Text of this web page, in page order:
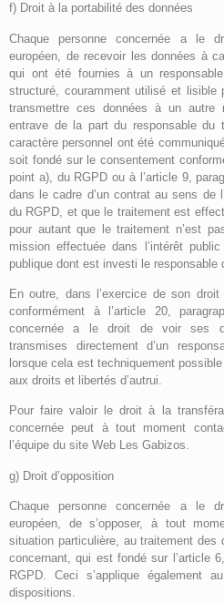
f) Droit à la portabilité des données
Chaque personne concernée a le
européen, de recevoir les données à
qui ont été fournies à un
structuré, couramment utilisé et
transmettre ces données à un autre
entrave de la part du responsable du
caractère personnel ont été
soit fondé sur le consentement
point a), du RGPD ou à l’article 9,
dans le cadre d’un contrat au sens de
du RGPD, et que le traitement est
pour autant que le traitement n’est
mission effectuée dans l’intérêt
publique dont est investi le responsable
En outre, dans l’exercice de son
conformément à l’article 20,
concernée a le droit de voir ses
transmises directement d’un
lorsque cela est techniquement
aux droits et libertés d’autrui.
Pour faire valoir le droit à la
concernée peut à tout moment
l’équipe du site Web Les Gabizos.
g) Droit d’opposition
Chaque personne concernée a le
européen, de s’opposer, à tout
situation particulière, au traitement des
concernant, qui est fondé sur l’article
RGPD. Ceci s’applique également
dispositions.